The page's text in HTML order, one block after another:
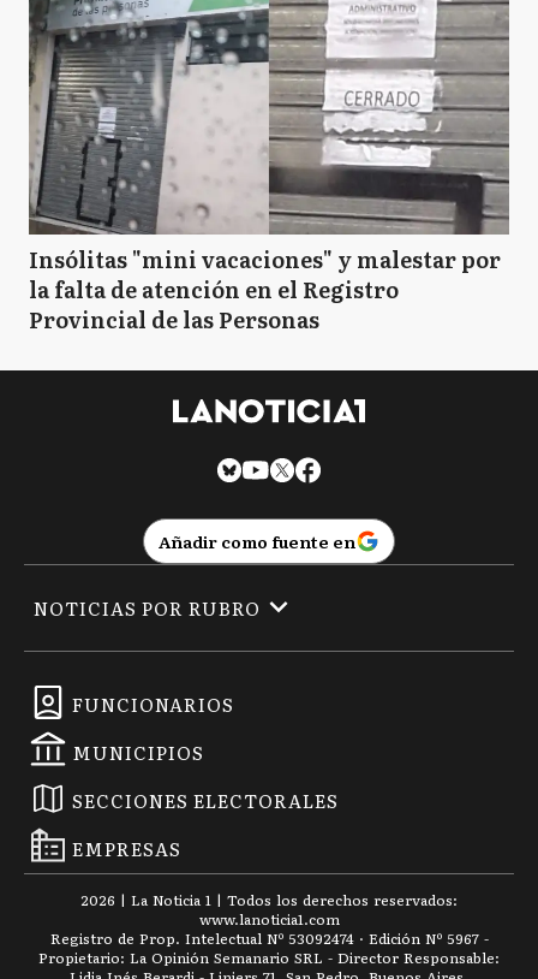
Insólitas "mini vacaciones" y malestar por
la falta de atención en el Registro
Provincial de las Personas
Añadir como fuente en
FUNCIONARIOS
MUNICIPIOS
SECCIONES ELECTORALES
EMPRESAS
NOTICIAS POR RUBRO
2026 | La Noticia 1 | Todos los derechos reservados:
www.lanoticia1.com
Registro de Prop. Intelectual Nº 53092474 · Edición Nº 5967 -
Propietario: La Opinión Semanario SRL - Director Responsable: